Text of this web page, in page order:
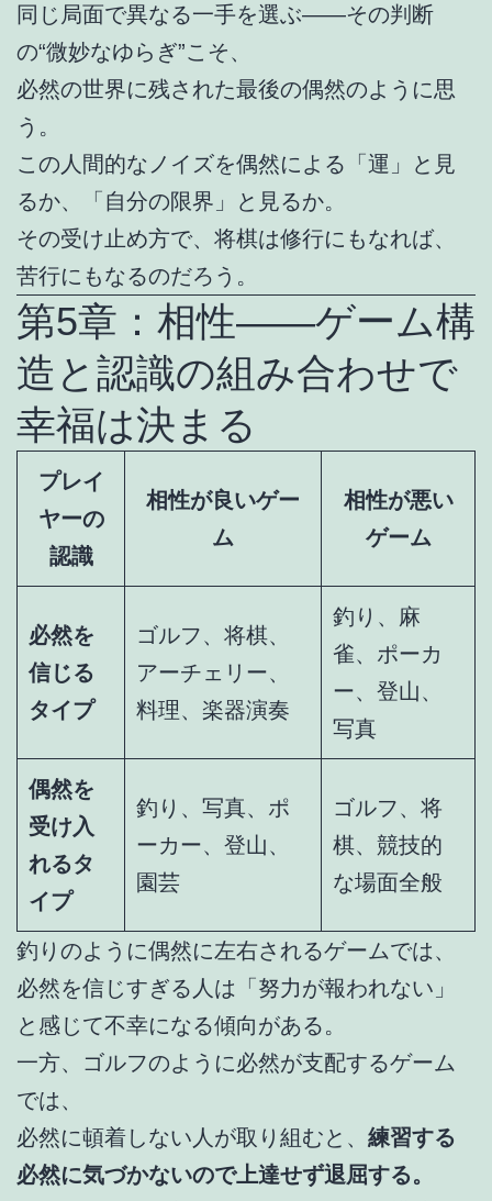
同じ局面で異なる一手を選ぶ――その判断
の“微妙なゆらぎ”こそ、
必然の世界に残された最後の偶然のように思
う。
この人間的なノイズを偶然による「運」と見
るか、「自分の限界」と見るか。
その受け止め方で、将棋は修行にもなれば、
苦行にもなるのだろう。
第5章：相性――ゲーム構
造と認識の組み合わせで
幸福は決まる
プレイ
ヤーの
認識
相性が良いゲー
ム
相性が悪い
ゲーム
必然を
信じる
タイプ
ゴルフ、将棋、
アーチェリー、
料理、楽器演奏
釣り、麻
雀、ポーカ
ー、登山、
写真
偶然を
受け入
れるタ
イプ
釣り、写真、ポ
ーカー、登山、
園芸
ゴルフ、将
棋、競技的
な場面全般
釣りのように偶然に左右されるゲームでは、
必然を信じすぎる人は「努力が報われない」
と感じて不幸になる傾向がある。
一方、ゴルフのように必然が支配するゲーム
では、
必然に頓着しない人が取り組むと、 練習する
必然に気づかないので上達せず退屈する。